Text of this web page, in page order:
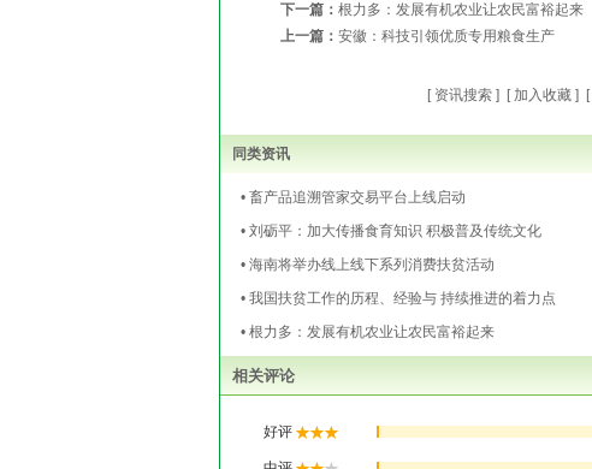
下一篇： 根力多：发展有机农业让农民富裕起来
上一篇： 安徽：科技引领优质专用粮食生产
[ 资讯搜索 ] [ 加入收藏 ] [
同类资讯
• 畜产品追溯管家交易平台上线启动
• 刘砺平：加大传播食育知识 积极普及传统文化
• 海南将举办线上线下系列消费扶贫活动
• 我国扶贫工作的历程、经验与 持续推进的着力点
• 根力多：发展有机农业让农民富裕起来
相关评论